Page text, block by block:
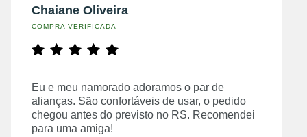
Chaiane Oliveira
COMPRA VERIFICADA
Eu e meu namorado adoramos o par de
alianças. São confortáveis de usar, o pedido
chegou antes do previsto no RS. Recomendei
para uma amiga!